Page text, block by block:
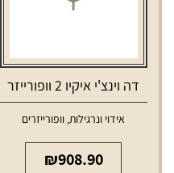
דה וינצ'י איקיו 2 וופורייזר
אידוי ונרגילות, וופורייזרים
₪908.90